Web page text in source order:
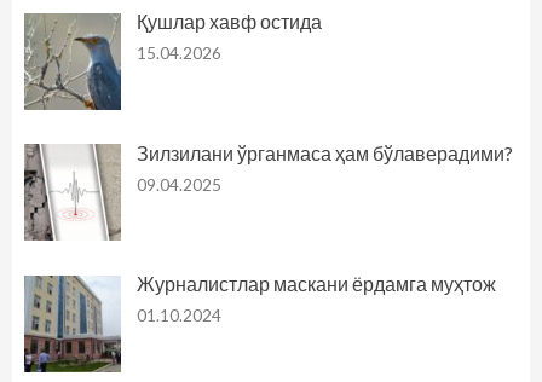
Қушлар хавф остида
15.04.2026
Зилзилани ўрганмаса ҳам бўлаверадими?
09.04.2025
Журналистлар маскани ёрдамга муҳтож
01.10.2024